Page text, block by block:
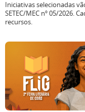
Iniciativas selecionadas
SETEC/MEC nº 05/2026.
recursos.